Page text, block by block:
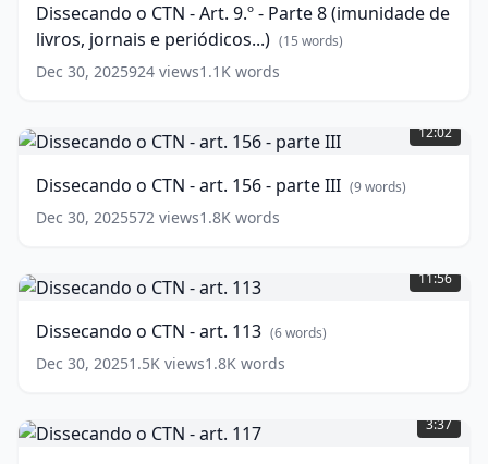
(13
words)
Art.
9.º
Parte
(imunidade
de
jornais
e
words)
Dissecando o CTN - Art. 9.º - Parte 8 (imunidade de
livros, jornais e periódicos...) (15 words)
Dec 30, 2025924 views1.1K words
o
CTN
art.
156
III
12:02
Dissecando o CTN - art. 156 - parte III (9words)
Dec 30, 2025572 views1.8K words
o
CTN
art.
113 (6
11:56
Dissecando o CTN - art. 113 (6words)
Dec 30, 20251.5K views1.8K words
o
CTN
3:37